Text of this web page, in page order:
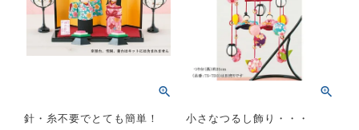
針・糸不要でとても簡単！
小さなつるし飾り・・・